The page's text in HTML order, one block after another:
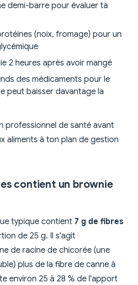
demi-barre pour évaluer ta
(noix, fromage) pour un
2 heures après avoir mangé
des médicaments pour le
peut baisser davantage la
professionnel de santé avant
aliments à ton plan de gestion
contient un brownie
typique contient 7 g de fibres
de 25 g. Il s'agit
de racine de chicorée (une
plus de la fibre de canne à
environ 25 à 28 % de l'apport